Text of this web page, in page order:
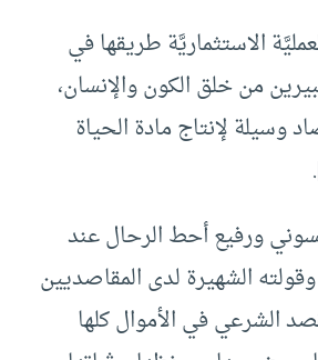
الاستثماريَّة طريقها في
من خلق الكون والإنسان،
وسيلة لإنتاج مادة الحياة
ورفيع أحط الرحال عند
الشهيرة لدى المقاصديين
الشرعي في الأموال كلها